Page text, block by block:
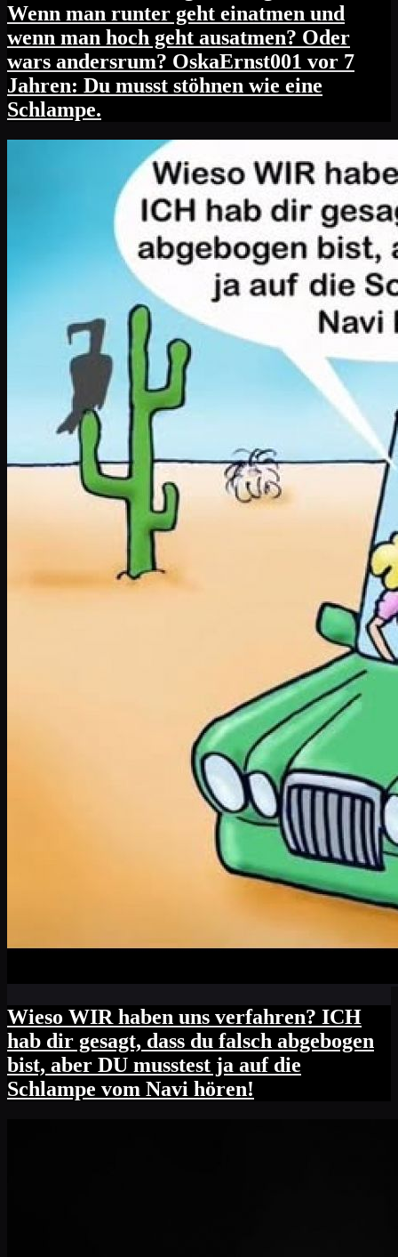
Wenn man runter geht einatmen und
wenn man hoch geht ausatmen? Oder
wars andersrum? OskaErnst001 vor 7
Jahren: Du musst stöhnen wie eine
Schlampe.
Wieso WIR haben uns verfahren? ICH
hab dir gesagt, dass du falsch abgebogen
bist, aber DU musstest ja auf die
Schlampe vom Navi hören!